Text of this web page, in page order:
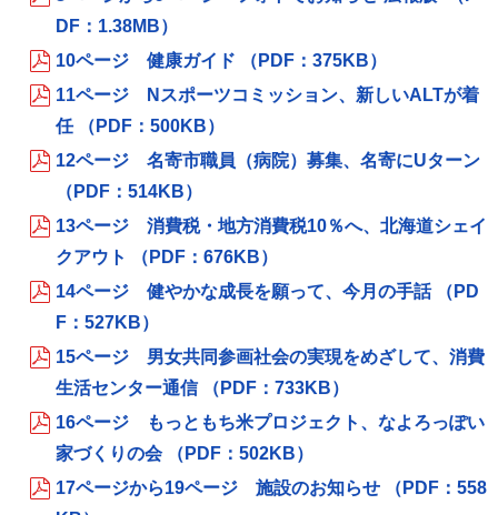
DF：1.38MB）
10ページ 健康ガイド （PDF：375KB）
11ページ Nスポーツコミッション、新しいALTが着
任 （PDF：500KB）
12ページ 名寄市職員（病院）募集、名寄にUターン
（PDF：514KB）
13ページ 消費税・地方消費税10％へ、北海道シェイ
クアウト （PDF：676KB）
14ページ 健やかな成長を願って、今月の手話 （PD
F：527KB）
15ページ 男女共同参画社会の実現をめざして、消費
生活センター通信 （PDF：733KB）
16ページ もっともち米プロジェクト、なよろっぽい
家づくりの会 （PDF：502KB）
17ページから19ページ 施設のお知らせ （PDF：558